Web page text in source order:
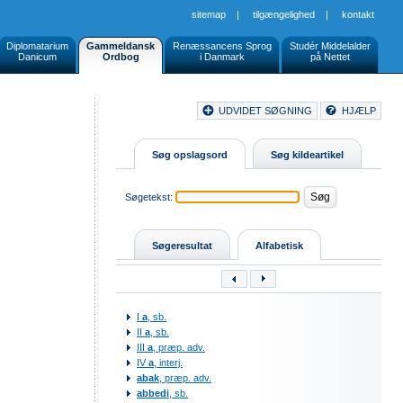
sitemap | tilgængelighed | kontakt
Diplomatarium
Danicum
Gammeldansk
Ordbog
Renæssancens Sprog
i Danmark
Studér Middelalder
på Nettet
UDVIDET SØGNING HJÆLP
Søg opslagsord Søg kildeartikel
Søgetekst:
Søgeresultat Alfabetisk
I a , sb.
II a , sb.
III a , præp. adv.
IVa , interj.
abak , præp. adv.
abbedi , sb.